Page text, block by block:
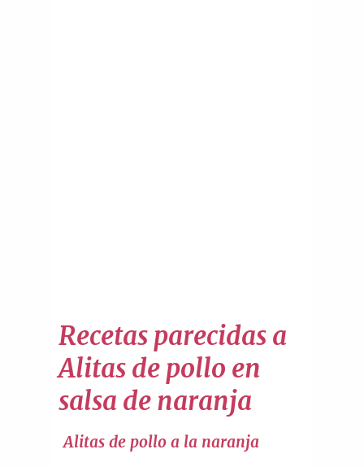
Recetas parecidas a
Alitas de pollo en
salsa de naranja
Alitas de pollo a la naranja